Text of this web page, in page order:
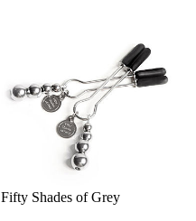
Fifty Shades of Grey